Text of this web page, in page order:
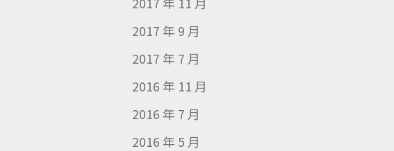
2017 年 9 月
2017 年 7 月
2016 年 11 月
2016 年 7 月
2016 年 5 月